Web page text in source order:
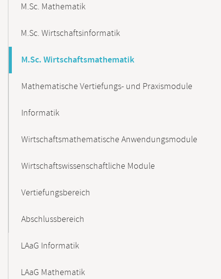
M.Sc. Mathematik
M.Sc. Wirtschaftsinformatik
M.Sc. Wirtschaftsmathematik
Mathematische Vertiefungs- und Praxismodule
Informatik
Wirtschaftsmathematische Anwendungsmodule
Wirtschaftswissenschaftliche Module
Vertiefungsbereich
Abschlussbereich
LAaG Informatik
LAaG Mathematik